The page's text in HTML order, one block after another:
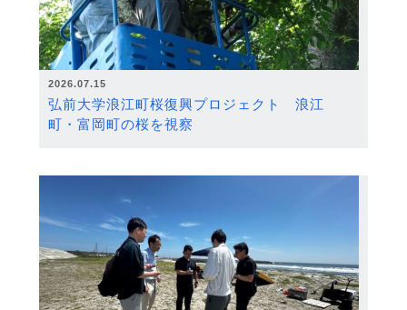
2026.07.15
弘前大学浪江町桜復興プロジェクト 浪江
町・富岡町の桜を視察